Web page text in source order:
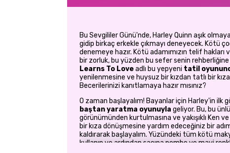
Bu Sevgililer Günü'nde, Harley Quinn aşık
gidip birkaç erkekle çıkmayı deneyecek. Kötü
denemeye hazır. Kötü adamımızın telif hakları
bir zorluk, bu yüzden bu sefer senin rehberliğine
Learns To Loveadlı bu yepyeni tatil
yenilenmesine ve huysuz bir kızdan tatlı bir
Becerilerinizi kanıtlamaya hazır mısınız?
O zaman başlayalım! Bayanlar için Harley'in ilk
baştan yaratma oyunuyla geliyor. Bu, bu
görünümünden kurtulmasına ve yakışıklı Ken
bir kıza dönüşmesine yardım edeceğiniz bir
kaldırarak başlayalım. Yüzündeki tüm kötü
kullanın ve ardından saçına pembe ve mavi